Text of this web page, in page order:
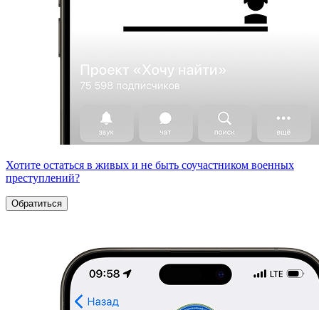
Хотите остаться в живых и не быть соучастником военных
преступлений?
Обратиться